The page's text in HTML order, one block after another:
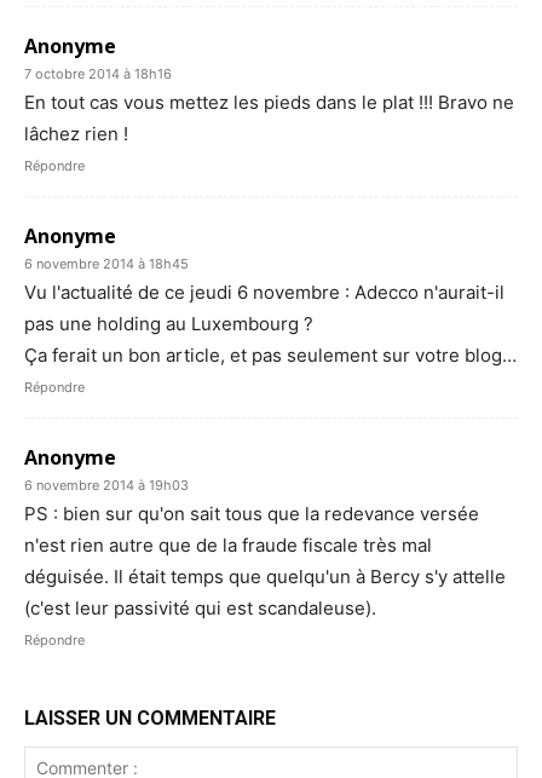
Anonyme
7 octobre 2014 à 18h16
En tout cas vous mettez les pieds dans le plat !!! Bravo ne
lâchez rien !
Répondre
Anonyme
6 novembre 2014 à 18h45
Vu l'actualité de ce jeudi 6 novembre : Adecco n'aurait-il
pas une holding au Luxembourg ?
Ça ferait un bon article, et pas seulement sur votre blog…
Répondre
Anonyme
6 novembre 2014 à 19h03
PS : bien sur qu'on sait tous que la redevance versée
n'est rien autre que de la fraude fiscale très mal
déguisée. Il était temps que quelqu'un à Bercy s'y attelle
(c'est leur passivité qui est scandaleuse).
Répondre
LAISSER UN COMMENTAIRE